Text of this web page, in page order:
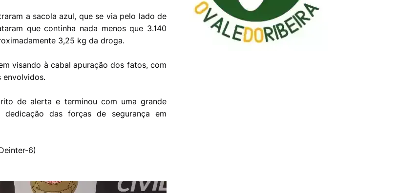
a sacola azul, que se via pelo lado de
que continha nada menos que 3.140
3,25 kg da droga.
visando à cabal apuração dos fatos, com
envolvidos.
de alerta e terminou com uma grande
das forças de segurança em
6)